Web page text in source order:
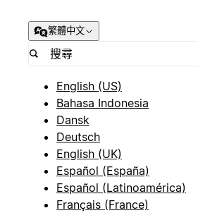
繁體中文
English (US)
Bahasa Indonesia
Dansk
Deutsch
English (UK)
Español (España)
Español (Latinoamérica)
Français (France)